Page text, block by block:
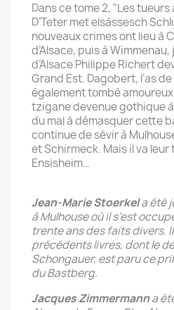
Dans ce tome 2, "Les
D’Teter met elsàssesch
nouveaux crimes ont lieu à
d’Alsace, puis à
d’Alsace Philippe Richert
Grand Est. Dagobert, l’as
également tombé
tzigane devenue gothique
du mal à démasquer cette
continue de sévir à
et Schirmeck. Mais il va
Ensisheim…
Jean-Marie Stoerkela été
à Mulhouse où il s’est
trente ans des faits divers.
précédents livres, dont le
Schongauer, est paru ce
du Bastberg.
Jacques Zimmermanna